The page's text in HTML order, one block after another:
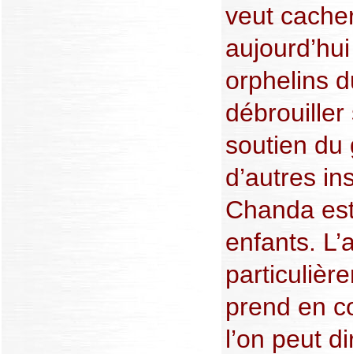
veut
orphelins
débrouiller
soutien du
d’autres
Chanda
enfants.
prend en
l’on peut